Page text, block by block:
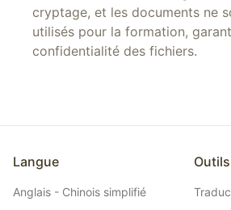
cryptage, et les documents ne
utilisés pour la formation,
confidentialité des fichiers.
Langue
Anglais - Chinois simplifié
Outils